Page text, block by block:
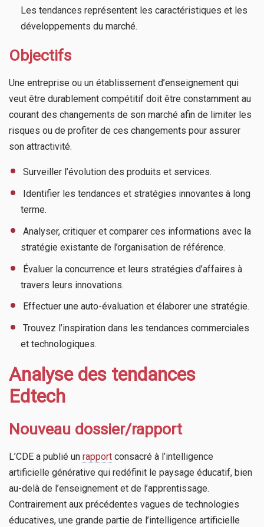
Les tendances représentent les caractéristiques et les
développements du marché.
Objectifs
Une entreprise ou un établissement d’enseignement qui
veut être durablement compétitif doit être constamment au
courant des changements de son marché afin de limiter les
risques ou de profiter de ces changements pour assurer
son attractivité.
​ Surveiller l’évolution des produits et services.
​ Identifier les tendances et stratégies innovantes à long
terme.
​ Analyser, critiquer et comparer ces informations avec la
stratégie existante de l’organisation de référence.
​ Évaluer la concurrence et leurs stratégies d’affaires à
travers leurs innovations.
​ Effectuer une auto-évaluation et élaborer une stratégie.
​ Trouvez l’inspiration dans les tendances commerciales
et technologiques.
Analyse des tendances
Edtech
Nouveau dossier/rapport
L’CDE a publié un rapport consacré à l’intelligence
artificielle générative qui redéfinit le paysage éducatif, bien
au-delà de l’enseignement et de l’apprentissage.
Contrairement aux précédentes vagues de technologies
éducatives, une grande partie de l’intelligence artificielle